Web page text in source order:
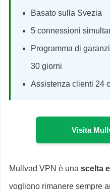
Basato sulla Svezia
5 connessioni
Programma di
30 giorni
Assistenza clienti 24
Visita
Mullvad VPN è una scelta
vogliono rimanere sempre